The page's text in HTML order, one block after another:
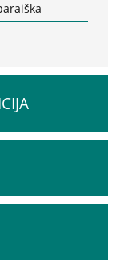
teikiamas